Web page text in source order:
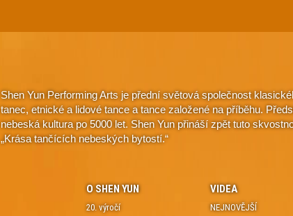
Shen Yun Performing Arts je přední světová společnost
tanec, etnické a lidové tance a tance založené na příběhu.
nebeská kultura po 5000 let. Shen Yun přináší zpět tuto
„Krása tančících nebeských bytostí.“
O SHEN YUN
20. výročí
VIDEA
NEJNOVĚJŠÍ